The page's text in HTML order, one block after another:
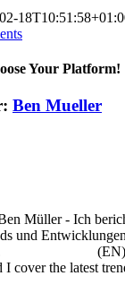
Your Platform!
Ben Mueller
Müller - Ich
und
(EN) --
cover the latest